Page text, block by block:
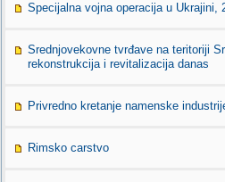
Specijalna vojna operacija u Ukrajini,
Srednjovekovne tvrđave na teritoriji
rekonstrukcija i revitalizacija danas
Privredno kretanje namenske
Rimsko carstvo